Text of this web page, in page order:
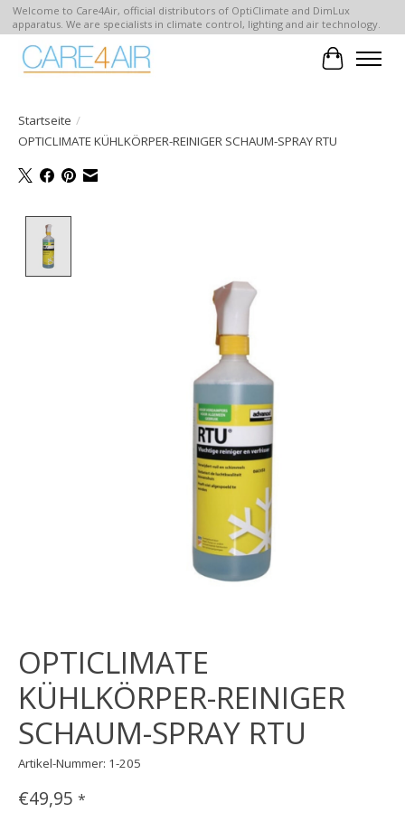
Welcome to Care4Air, official distributors of OptiClimate and DimLux
apparatus. We are specialists in climate control, lighting and air technology.
Ihr
Startseite /
OPTICLIMATE KÜHLKÖRPER-REINIGER SCHAUM-SPRAY RTU
OPTICLIMATE
KÜHLKÖRPER-REINIGER
SCHAUM-SPRAY RTU
Artikel-Nummer: 1-205
€49,95 *